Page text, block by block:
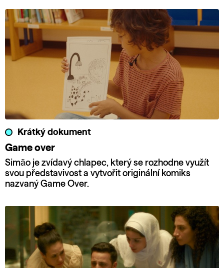
Krátký dokument
Game over
Simão je zvídavý chlapec, který se rozhodne využít
svou představivost a vytvořit originální komiks
nazvaný Game Over.